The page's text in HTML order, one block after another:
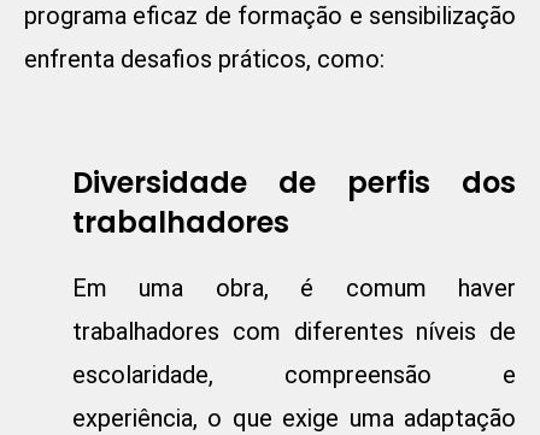
programa eficaz de formação e sensibilização
enfrenta desafios práticos, como:
Diversidade de perfis dos
trabalhadores
Em uma obra, é comum haver
trabalhadores com diferentes níveis de
escolaridade, compreensão e
experiência, o que exige uma adaptação